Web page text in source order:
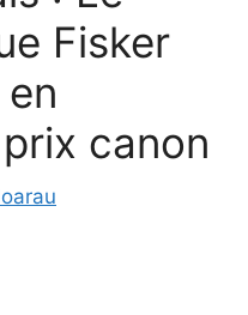
Fisker
canon